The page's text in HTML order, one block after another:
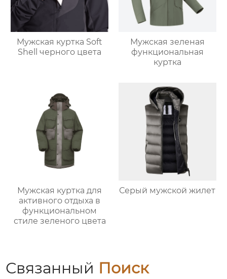
Мужская куртка Soft
Shell черного цвета
Мужская зеленая
функциональная
куртка
Мужская куртка для
активного отдыха в
функциональном
стиле зеленого цвета
Серый мужской жилет
Связанный Поиск